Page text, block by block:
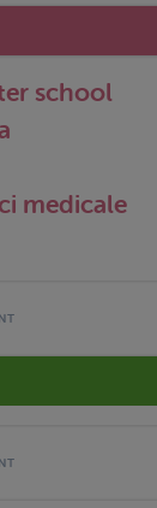
school
medicale